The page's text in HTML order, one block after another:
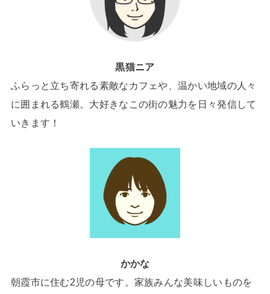
黒猫ニア
ふらっと立ち寄れる素敵なカフェや、温かい地域の人々
に囲まれる鶴瀬。大好きなこの街の魅力を日々発信して
いきます！
かかな
朝霞市に住む2児の母です。家族みんな美味しいものを